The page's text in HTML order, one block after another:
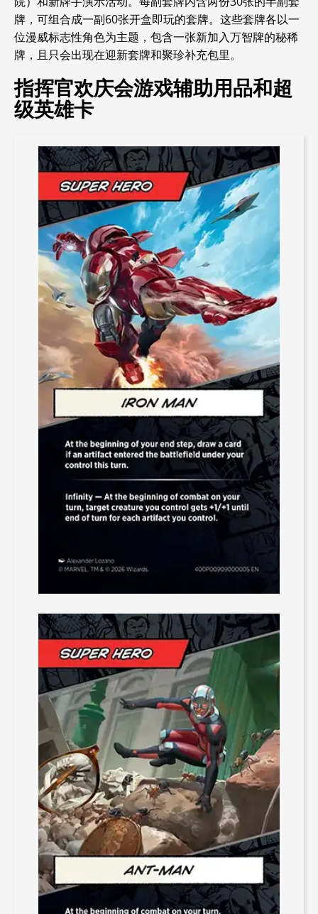
牌，可组合成一副60张开盒即玩的套牌。这些套牌各以一
位漫威标志性角色为主题，包含一张新加入万智牌的秘稀
牌，且只会出现在迎新套牌和聚珍补充包里。
指挥官欢庆会游戏辅助用品和超
级英雄卡